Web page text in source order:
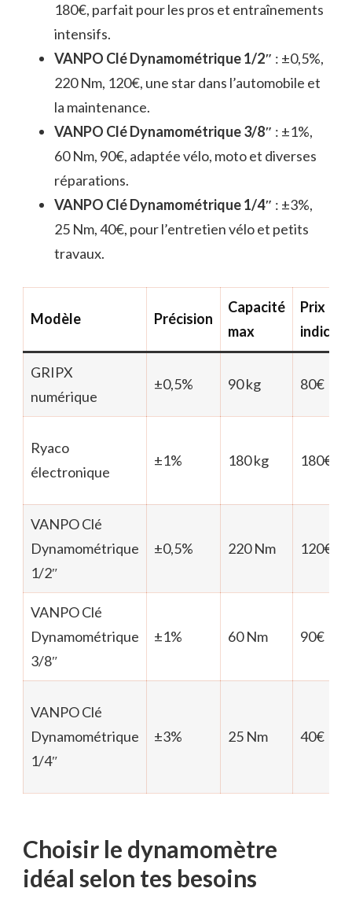
180€, parfait pour les pros et entraînements
intensifs.
VANPO Clé Dynamométrique 1/2″ : ±0,5%,
220 Nm, 120€, une star dans l’automobile et
la maintenance.
VANPO Clé Dynamométrique 3/8″ : ±1%,
60 Nm, 90€, adaptée vélo, moto et diverses
réparations.
VANPO Clé Dynamométrique 1/4″ : ±3%,
25 Nm, 40€, pour l’entretien vélo et petits
travaux.
Modèle Précision
Capacité
max
Prix
GRIPX
numérique
±0,5% 90 kg 80€
Ryaco
électronique
±1% 180 kg 180€
VANPO Clé
Dynamométrique
1/2″
±0,5% 220 Nm 120€
VANPO Clé
Dynamométrique
3/8″
±1% 60 Nm 90€
VANPO Clé
Dynamométrique
1/4″
±3% 25 Nm 40€
Choisir le dynamomètre
idéal selon tes besoins